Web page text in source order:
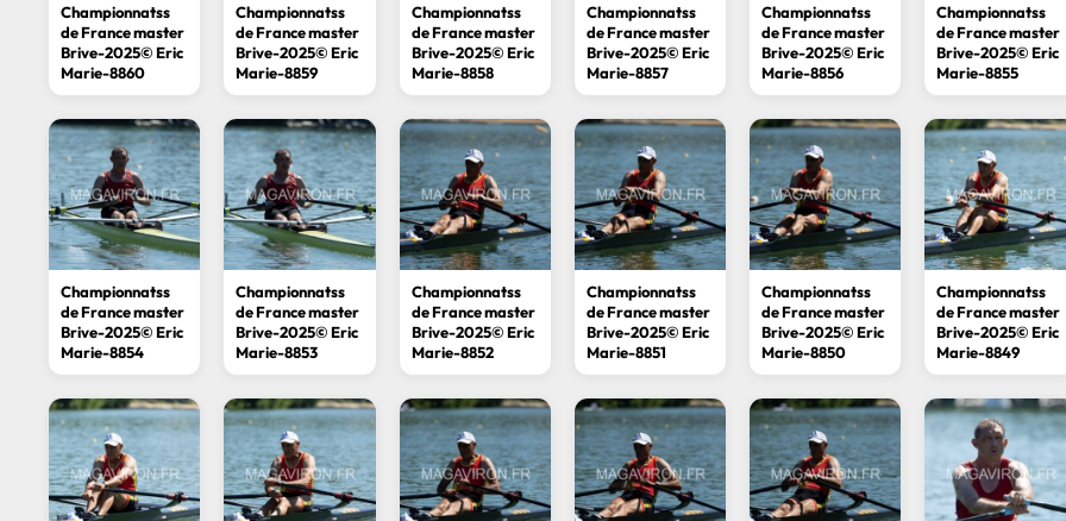
Championnatss
de France master
Brive-2025© Eric
Marie-8860
Championnatss
de France master
Brive-2025© Eric
Marie-8859
Championnatss
de France master
Brive-2025© Eric
Marie-8858
Championnatss
de France master
Brive-2025© Eric
Marie-8857
Championnatss
de France master
Brive-2025© Eric
Marie-8856
Championnatss
de France master
Brive-2025© Eric
Marie-8855
Championnatss
de France master
Brive-2025© Eric
Marie-8854
Championnatss
de France master
Brive-2025© Eric
Marie-8853
Championnatss
de France master
Brive-2025© Eric
Marie-8852
Championnatss
de France master
Brive-2025© Eric
Marie-8851
Championnatss
de France master
Brive-2025© Eric
Marie-8850
Championnatss
de France master
Brive-2025© Eric
Marie-8849